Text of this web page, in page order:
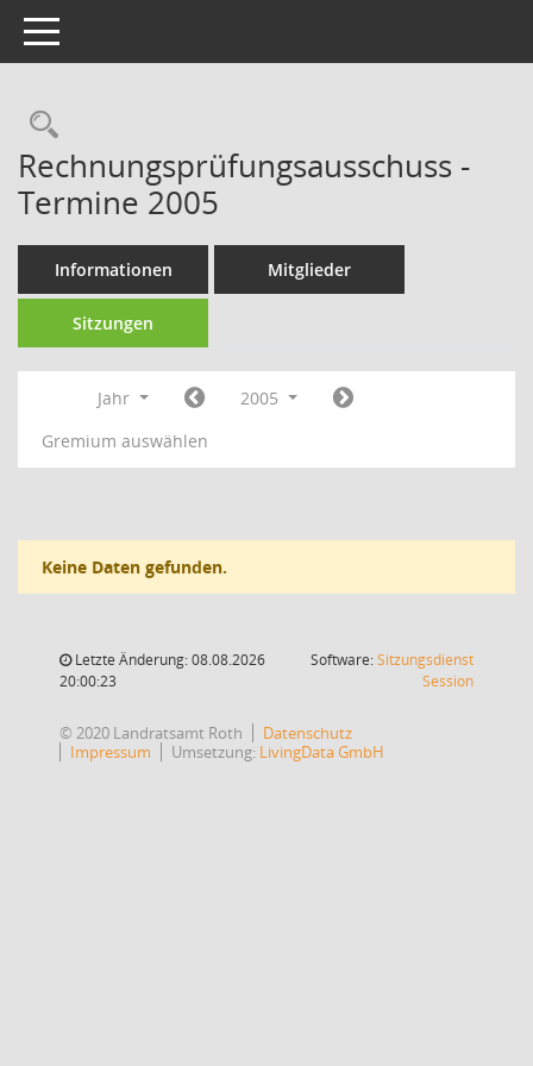
Toggle navigation
Rechercheauswahl
Rechnungsprüfungsausschuss -
Termine 2005
Informationen Mitglieder
Sitzungen
Jahr
2005
Gremium auswählen
Keine Daten gefunden.
Letzte Änderung: 08.08.2026
20:00:23
Software:Sitzungsdienst
Session(Wird in
© 2020 Landratsamt Roth
Datenschutz
Impressum
Umsetzung: LivingData GmbH